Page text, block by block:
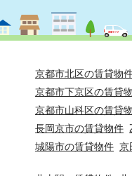
京都市北区の賃貸物
京都市下京区の賃貸
京都市山科区の賃貸
長岡京市の賃貸物件
城陽市の賃貸物件 京